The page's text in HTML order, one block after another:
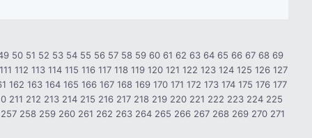
50 51 52 53 54 55 56 57 58 59 60 61 62 63 64 65 66 67 68 69
111 112 113 114 115 116 117 118 119 120 121 122 123 124 125 126 127
162 163 164 165 166 167 168 169 170 171 172 173 174 175 176 177
211 212 213 214 215 216 217 218 219 220 221 222 223 224 225
257 258 259 260 261 262 263 264 265 266 267 268 269 270 271